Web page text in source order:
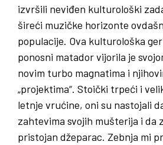
izvršili neviđen kulturološki
šireći muzičke horizonte
populacije. Ova kulturološka
ponosni matador vijorila je
novim turbo magnatima i
„projektima“. Stoički trpeći i
letnje vrućine, oni su nastojali
zahtevima svojih mušterija i da
pristojan džeparac. Zebnja mi